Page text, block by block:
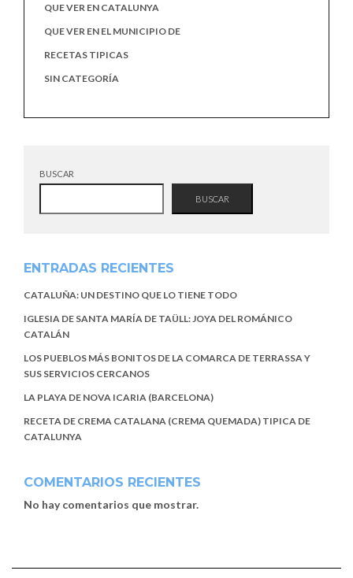
QUE VER EN CATALUNYA
QUE VER EN EL MUNICIPIO DE
RECETAS TIPICAS
SIN CATEGORÍA
BUSCAR
BUSCAR
ENTRADAS RECIENTES
CATALUÑA: UN DESTINO QUE LO TIENE TODO
IGLESIA DE SANTA MARÍA DE TAÜLL: JOYA DEL ROMÁNICO
CATALÁN
LOS PUEBLOS MÁS BONITOS DE LA COMARCA DE TERRASSA Y
SUS SERVICIOS CERCANOS
LA PLAYA DE NOVA ICARIA (BARCELONA)
RECETA DE CREMA CATALANA (CREMA QUEMADA) TIPICA DE
CATALUNYA
COMENTARIOS RECIENTES
No hay comentarios que mostrar.